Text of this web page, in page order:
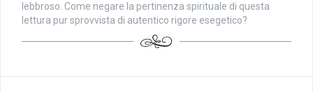
lebbroso. Come negare la pertinenza spirituale di questa
lettura pur sprovvista di autentico rigore esegetico?